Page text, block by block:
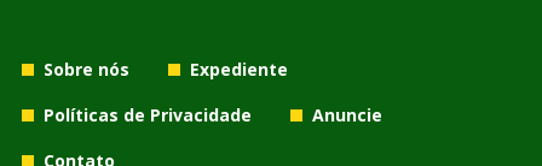
Sobre nós
Expediente
Políticas de Privacidade
Anuncie
Contato